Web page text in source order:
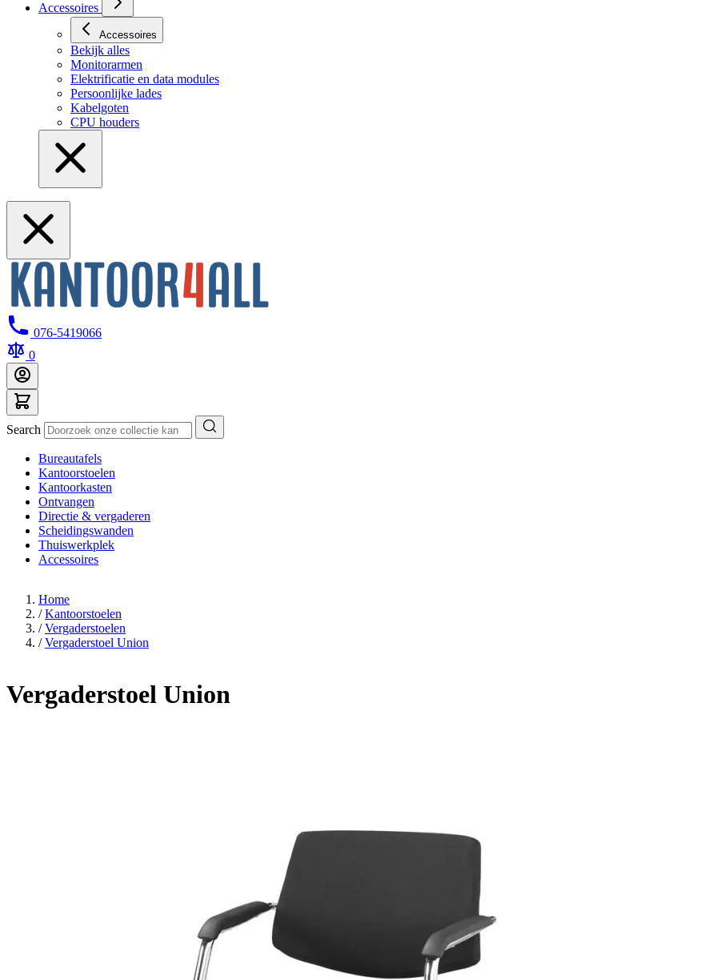
Accessoires
Accessoires
Bekijk alles
Monitorarmen
Elektrificatie en data modules
Persoonlijke lades
Kabelgoten
CPU houders
076-5419066
0
Search
Bureautafels
Kantoorstoelen
Kantoorkasten
Ontvangen
Directie & vergaderen
Scheidingswanden
Thuiswerkplek
Accessoires
Home
/ Kantoorstoelen
/ Vergaderstoelen
/ Vergaderstoel Union
Vergaderstoel Union